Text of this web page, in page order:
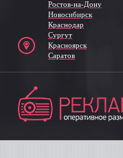
Ростов-на-Дону
Новосибирск
Краснодар
Сургут
Красноярск
Саратов